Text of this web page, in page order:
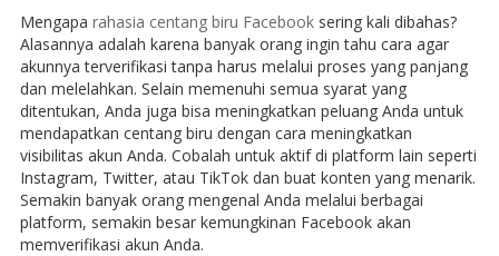
Mengapa rahasia centang biru Facebooksering kali dibahas?
Alasannya adalah karena banyak orang ingin tahu cara agar
akunnya terverifikasi tanpa harus melalui proses yang panjang
dan melelahkan. Selain memenuhi semua syarat yang
ditentukan, Anda juga bisa meningkatkan peluang Anda untuk
mendapatkan centang biru dengan cara meningkatkan
visibilitas akun Anda. Cobalah untuk aktif di platform lain seperti
Instagram, Twitter, atau TikTok dan buat konten yang menarik.
Semakin banyak orang mengenal Anda melalui berbagai
platform, semakin besar kemungkinan Facebook akan
memverifikasi akun Anda.